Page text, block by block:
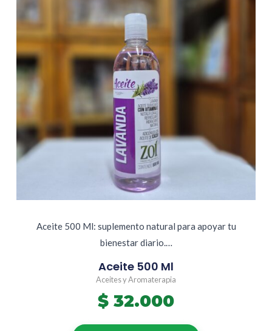
Aceite 500 Ml: suplemento natural para apoyar tu
bienestar diario.…
Aceite 500 Ml
Aceites y Aromaterapia
$ 32.000